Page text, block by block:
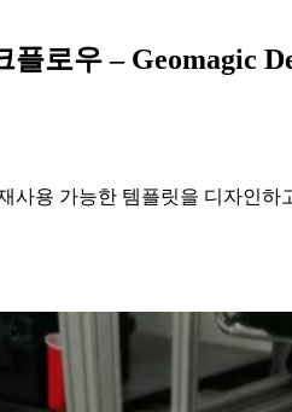
플로우 – Geomagic
사용 가능한 템플릿을 디자인